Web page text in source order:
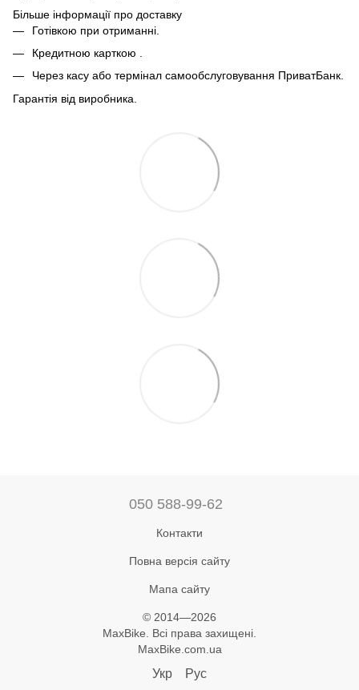
Більше інформації про доставку
Готівкою при отриманні.
Кредитною карткою .
Через касу або термінал самообслуговування ПриватБанк.
Гарантія від виробника.
050 588-99-62
Контакти
Повна версія сайту
Мапа сайту
© 2014—2026
MaxBike. Всі права захищені.
MaxBike.com.ua
Укр Рус